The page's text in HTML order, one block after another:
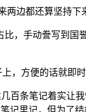
两边都还算坚持下
，手动誊写到
，方便的话就即
百条笔记着实
记里记，但为了